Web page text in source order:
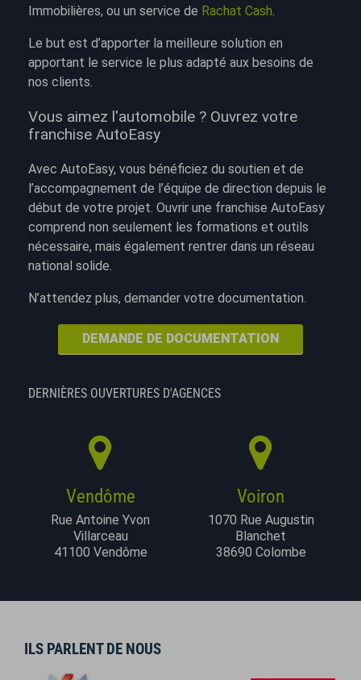
Immobilières, ou un service de Rachat Cash
Le but est d’apporter la meilleure solution en
apportant le service le plus adapté aux besoins de
nos clients.
Vous aimez l'automobile ? Ouvrez votre
franchise AutoEasy
Avec AutoEasy, vous bénéficiez du soutien et de
l’accompagnement de l’équipe de direction depuis le
début de votre projet. Ouvrir une franchise AutoEasy
comprend non seulement les formations et outils
nécessaire, mais également rentrer dans un réseau
national solide.
N’attendez plus, demander votre documentation.
DEMANDE DE DOCUMENTATION
DERNIÈRES OUVERTURES D'AGENCES
Vendôme
Rue Antoine Yvon
Villarceau
41100 Vendôme
Voiron
1070 Rue Augustin
Blanchet
38690 Colombe
ILS PARLENT DE NOUS